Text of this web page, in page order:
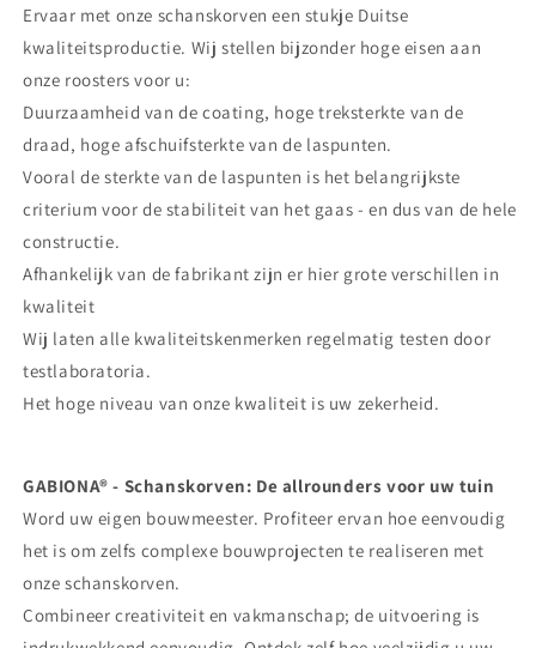
Ervaar met onze schanskorven een stukje Duitse
kwaliteitsproductie. Wij stellen bijzonder hoge eisen aan
onze roosters voor u:
Duurzaamheid van de coating, hoge treksterkte van de
draad, hoge afschuifsterkte van de laspunten.
Vooral de sterkte van de laspunten is het belangrijkste
criterium voor de stabiliteit van het gaas - en dus van de hele
constructie.
Afhankelijk van de fabrikant zijn er hier grote verschillen in
kwaliteit
Wij laten alle kwaliteitskenmerken regelmatig testen door
testlaboratoria.
Het hoge niveau van onze kwaliteit is uw zekerheid.
GABIONA® - Schanskorven: De allrounders voor uw tuin
Word uw eigen bouwmeester. Profiteer ervan hoe eenvoudig
het is om zelfs complexe bouwprojecten te realiseren met
onze schanskorven.
Combineer creativiteit en vakmanschap; de uitvoering is